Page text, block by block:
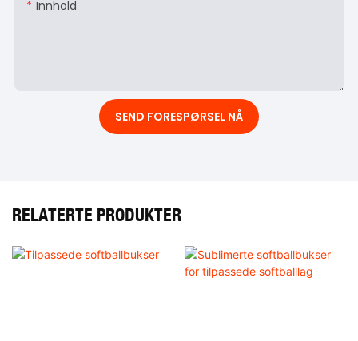
Innhold
SEND FORESPØRSEL NÅ
RELATERTE PRODUKTER